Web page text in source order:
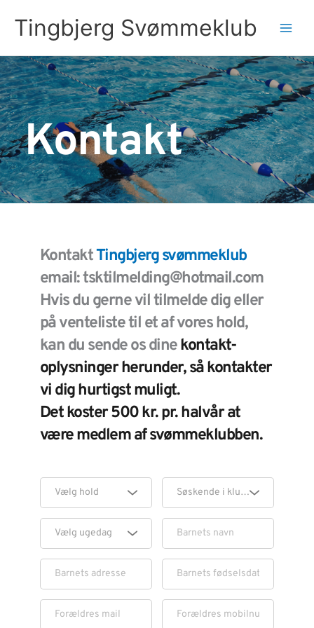
indholdet
Tingbjerg Svømmeklub
Kontakt
Kontakt
Tingbjerg svømmeklub
email: tsktilmelding@hotmail.com
Hvis du gerne vil tilmelde dig eller
på venteliste til et af vores hold,
kan du sende os dine kontakt-
oplysninger herunder, så kontakter
vi dig hurtigst muligt.
Det koster 500 kr. pr. halvår at
være medlem af svømmeklubben.
Vælg hold Søskende i klubben?
Vælg ugedag